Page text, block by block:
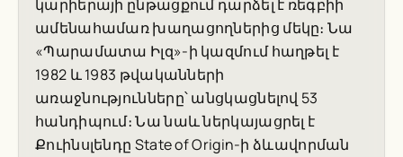
կարիերայի ընթացքում դարձել է ռեգբիի
ամենահամառ խաղացողներից մեկը։ Նա
«Պարամատա Իլզ»-ի կազմում հաղթել է
1982 և 1983 թվականների
առաջնությունները՝ անցկացնելով 53
հանդիպում։ Նա նաև ներկայացրել է
Քուինսլենդը State of Origin-ի ձևավորման